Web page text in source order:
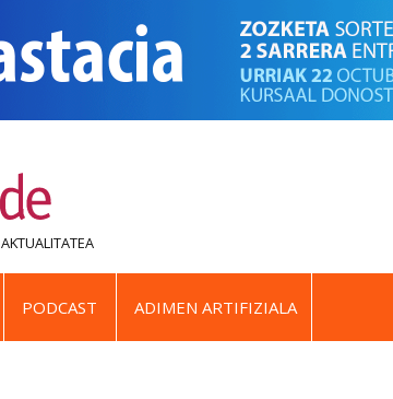
AKTUALITATEA
PODCAST ADIMEN ARTIFIZIALA